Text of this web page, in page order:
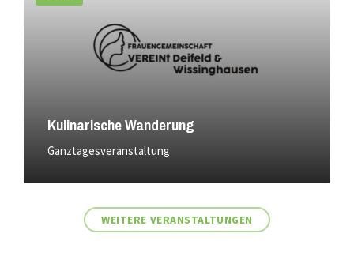
Kulinarische Wanderung
Ganztagesveranstaltung
WEITERE VERANSTALTUNGEN